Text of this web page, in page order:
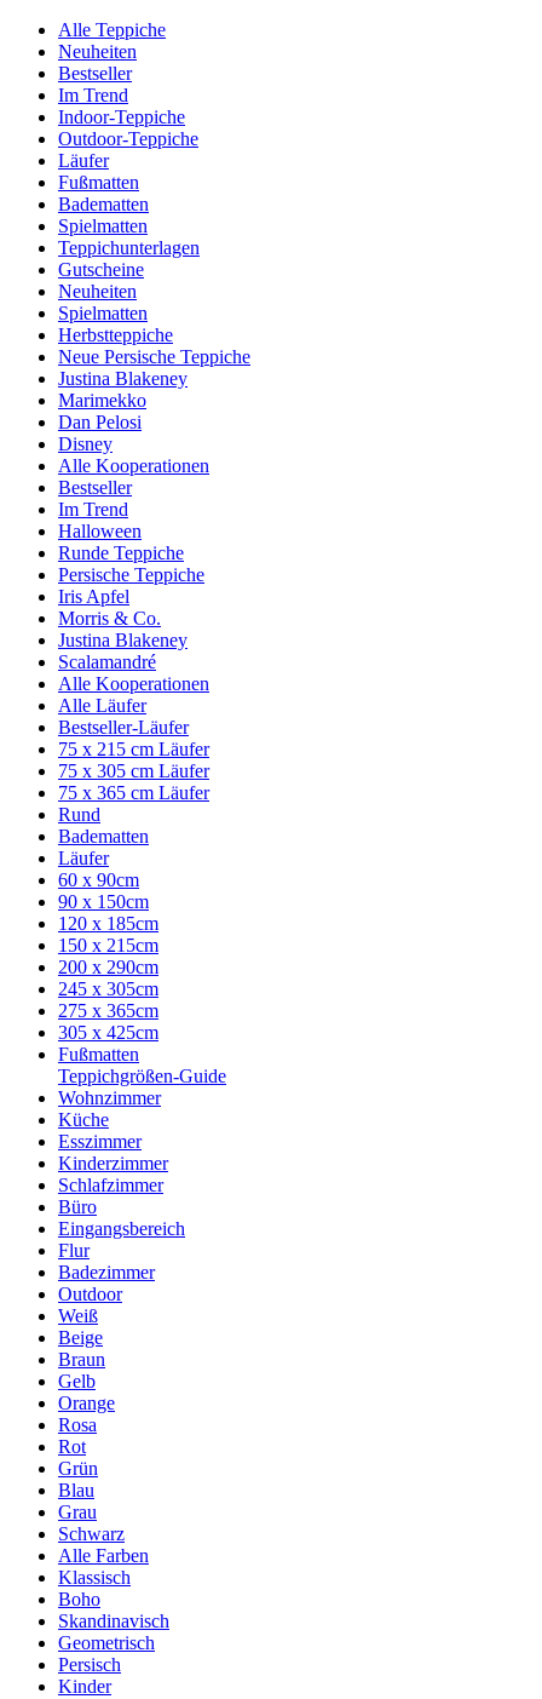
Alle Teppiche
Neuheiten
Bestseller
Im Trend
Indoor-Teppiche
Outdoor-Teppiche
Läufer
Fußmatten
Badematten
Spielmatten
Teppichunterlagen
Gutscheine
Neuheiten
Spielmatten
Herbstteppiche
Neue Persische Teppiche
Justina Blakeney
Marimekko
Dan Pelosi
Disney
Alle Kooperationen
Bestseller
Im Trend
Halloween
Runde Teppiche
Persische Teppiche
Iris Apfel
Morris & Co.
Justina Blakeney
Scalamandré
Alle Kooperationen
Alle Läufer
Bestseller-Läufer
75 x 215 cm Läufer
75 x 305 cm Läufer
75 x 365 cm Läufer
Rund
Badematten
Läufer
60 x 90cm
90 x 150cm
120 x 185cm
150 x 215cm
200 x 290cm
245 x 305cm
275 x 365cm
305 x 425cm
Fußmatten
Teppichgrößen-Guide
Wohnzimmer
Küche
Esszimmer
Kinderzimmer
Schlafzimmer
Büro
Eingangsbereich
Flur
Badezimmer
Outdoor
Weiß
Beige
Braun
Gelb
Orange
Rosa
Rot
Grün
Blau
Grau
Schwarz
Alle Farben
Klassisch
Boho
Skandinavisch
Geometrisch
Persisch
Kinder